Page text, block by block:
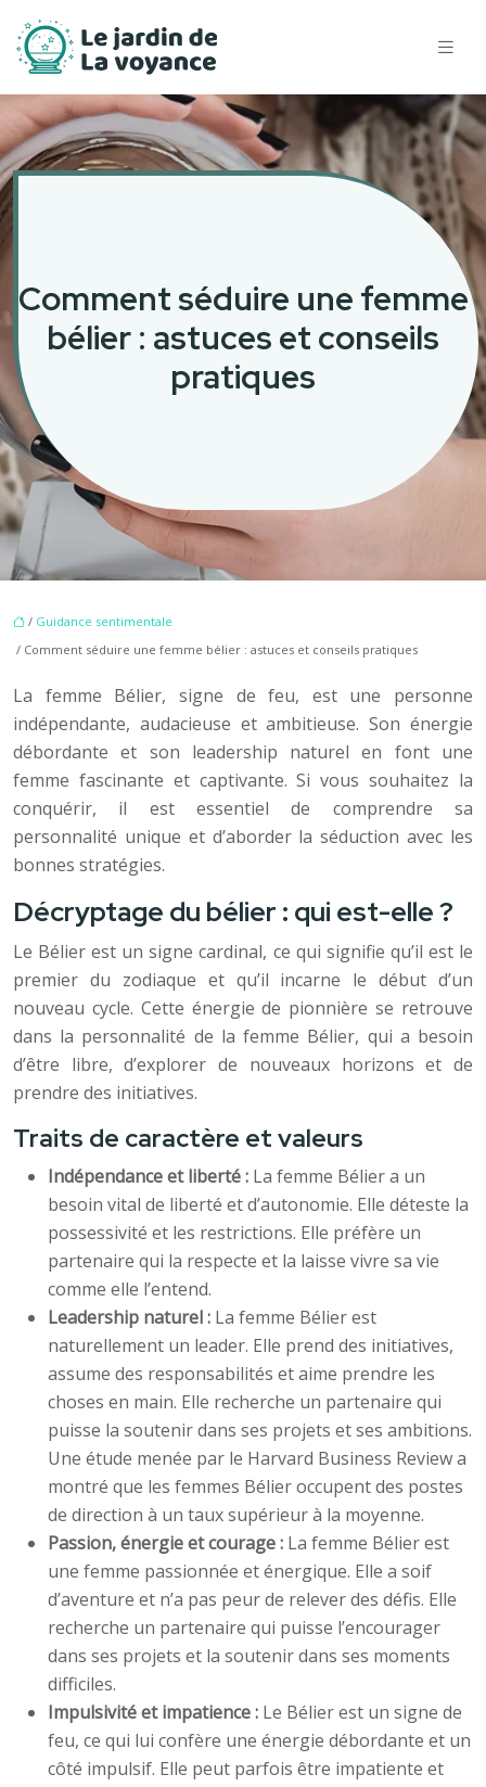
Comment séduire une femme
bélier : astuces et conseils
pratiques
/ Guidance sentimentale
/ Comment séduire une femme bélier : astuces et conseils pratiques
La femme Bélier, signe de feu, est une personne
indépendante, audacieuse et ambitieuse. Son énergie
débordante et son leadership naturel en font une
femme fascinante et captivante. Si vous souhaitez la
conquérir, il est essentiel de comprendre sa
personnalité unique et d’aborder la séduction avec les
bonnes stratégies.
Décryptage du bélier : qui est-elle ?
Le Bélier est un signe cardinal, ce qui signifie qu’il est le
premier du zodiaque et qu’il incarne le début d’un
nouveau cycle. Cette énergie de pionnière se retrouve
dans la personnalité de la femme Bélier, qui a besoin
d’être libre, d’explorer de nouveaux horizons et de
prendre des initiatives.
Traits de caractère et valeurs
Indépendance et liberté : La femme Bélier a un
besoin vital de liberté et d’autonomie. Elle déteste la
possessivité et les restrictions. Elle préfère un
partenaire qui la respecte et la laisse vivre sa vie
comme elle l’entend.
Leadership naturel : La femme Bélier est
naturellement un leader. Elle prend des initiatives,
assume des responsabilités et aime prendre les
choses en main. Elle recherche un partenaire qui
puisse la soutenir dans ses projets et ses ambitions.
Une étude menée par le Harvard Business Review a
montré que les femmes Bélier occupent des postes
de direction à un taux supérieur à la moyenne.
Passion, énergie et courage : La femme Bélier est
une femme passionnée et énergique. Elle a soif
d’aventure et n’a pas peur de relever des défis. Elle
recherche un partenaire qui puisse l’encourager
dans ses projets et la soutenir dans ses moments
difficiles.
Impulsivité et impatience : Le Bélier est un signe de
feu, ce qui lui confère une énergie débordante et un
côté impulsif. Elle peut parfois être impatiente et